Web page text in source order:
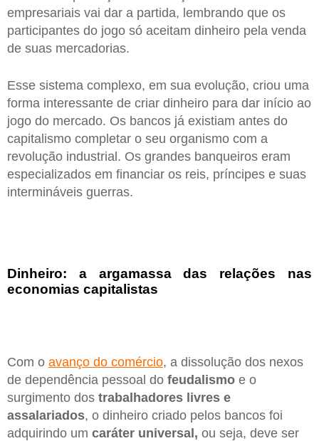
empresariais vai dar a partida, lembrando que os
participantes do jogo só aceitam dinheiro pela venda
de suas mercadorias.
Esse sistema complexo, em sua evolução, criou uma
forma interessante de criar dinheiro para dar início ao
jogo do mercado. Os bancos já existiam antes do
capitalismo completar o seu organismo com a
revolução industrial. Os grandes banqueiros eram
especializados em financiar os reis, príncipes e suas
intermináveis guerras.
Dinheiro: a argamassa das relações nas
economias capitalistas
Com o avanço do comércio, a dissolução dos nexos
de dependência pessoal do feudalismo e o
surgimento dos trabalhadores livres e
assalariados, o dinheiro criado pelos bancos foi
adquirindo um caráter universal, ou seja, deve ser